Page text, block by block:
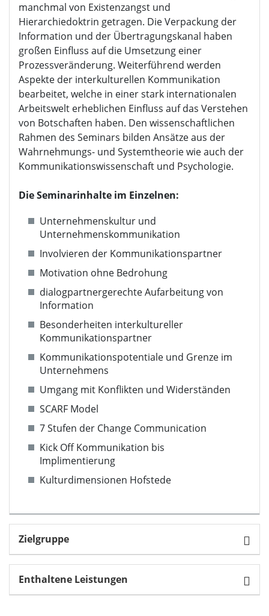
manchmal von Existenzangst und
Hierarchiedoktrin getragen. Die Verpackung der
Information und der Übertragungskanal haben
großen Einfluss auf die Umsetzung einer
Prozessveränderung. Weiterführend werden
Aspekte der interkulturellen Kommunikation
bearbeitet, welche in einer stark internationalen
Arbeitswelt erheblichen Einfluss auf das Verstehen
von Botschaften haben. Den wissenschaftlichen
Rahmen des Seminars bilden Ansätze aus der
Wahrnehmungs- und Systemtheorie wie auch der
Kommunikationswissenschaft und Psychologie.
Die Seminarinhalte im Einzelnen:
Unternehmenskultur und
Unternehmenskommunikation
Involvieren der Kommunikationspartner
Motivation ohne Bedrohung
dialogpartnergerechte Aufarbeitung von
Information
Besonderheiten interkultureller
Kommunikationspartner
Kommunikationspotentiale und Grenze im
Unternehmens
Umgang mit Konflikten und Widerständen
SCARF Model
7 Stufen der Change Communication
Kick Off Kommunikation bis
Implimentierung
Kulturdimensionen Hofstede
Zielgruppe
Enthaltene Leistungen